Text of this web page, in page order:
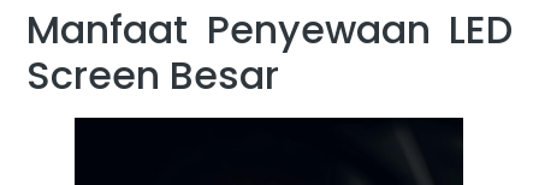
Manfaat Penyewaan LED
Screen Besar